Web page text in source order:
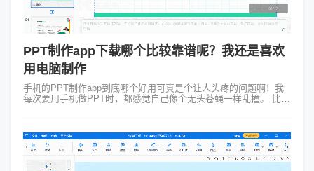
PPT制作app下载哪个比较靠谱呢？我还是喜欢
用电脑制作
手机的PPT制作app到底哪个好用可真是个让人头疼的问题啊！我
每次要用手机做PPT时，都感觉自己像个无头苍蝇一样乱撞。 比